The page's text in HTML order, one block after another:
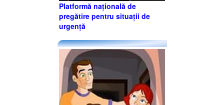
Platformă națională de
pregătire pentru situații de
urgență